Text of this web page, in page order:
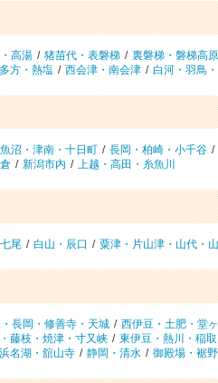
高湯 / 猪苗代・表磐梯 / 裏磐梯・磐梯高原
方・熱塩 / 西会津・南会津 / 白河・羽鳥
魚沼・津南・十日町 / 長岡・柏崎・小千谷 /
/ 新潟市内 / 上越・高田・糸魚川
尾 / 白山・辰口 / 粟津・片山津・山代・
長岡・修善寺・天城 / 西伊豆・土肥・堂
藤枝・焼津・寸又峡 / 東伊豆・熱川・稲
浜名湖・舘山寺 / 静岡・清水 / 御殿場・裾野